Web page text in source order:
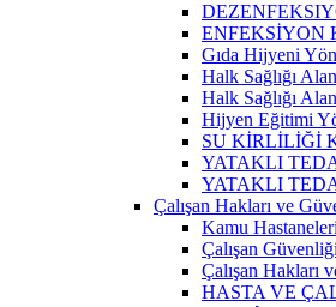
ENFEKSİYON
Gıda Hijyeni
Halk Sağlığı
Halk Sağlığı
Hijyen Eğitimi
SU KİRLİLİĞİ
YATAKLI
YATAKLI
Çalışan Hakları ve
Kamu
Çalışan
Çalışan Hakları
HASTA VE